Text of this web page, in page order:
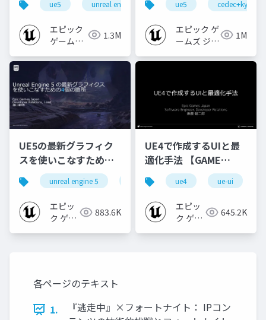
[CEDEC+KYUSHU
2024]
ue5 unreal engine ue-rendering
エピック
ゲームズ
1.3M
【CEDEC+KYUSHU
2022】
ue5 cedec+kyushu
エピック ゲ
ームズ ジャ
1M
UE5の最新グラフィク
スを使いこなすための4
個の勘所
[CEDEC+KYUSHU
2023]
unreal engine 5 cedec cedec+kyushu
エピッ
ク ゲー
883.6K
UE4で作成するUIと最
適化手法 【GAME
CREATORS
CONFERENCE '20】
ue4 ue-ui
エピッ
ク ゲー
645.2K
各ページのテキスト
1.
『逃⾛中』×フォートナイト： IPコン